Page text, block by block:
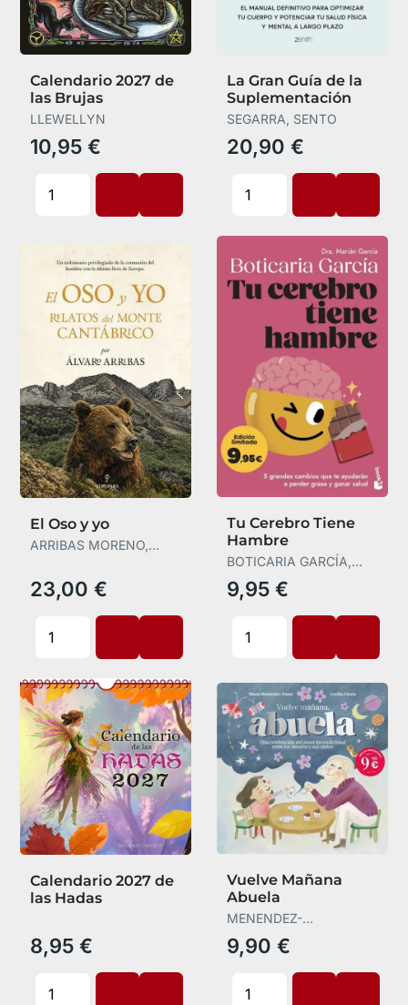
Calendario 2027 de
las Brujas
LLEWELLYN
10,95 €
La Gran Guía de la
Suplementación
SEGARRA, SENTO
20,90 €
El Oso y yo
ARRIBAS MORENO,
23,00 €
Tu Cerebro Tiene
Hambre
BOTICARIA GARCÍA,
BOTICARIA GARCÍA
9,95 €
Calendario 2027 de
las Hadas
8,95 €
Vuelve Mañana
Abuela
MENENDEZ-
PONTE,MARIA
9,90 €